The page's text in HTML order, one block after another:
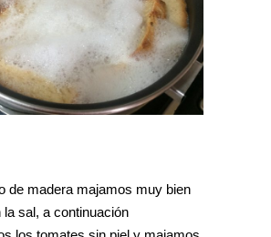
de madera majamos muy bien
la sal, a continuación